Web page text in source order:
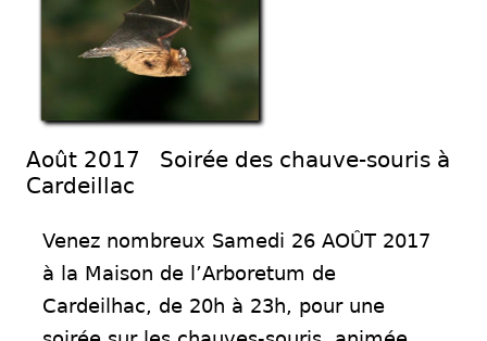
Août 2017 Soirée des chauve-souris à
Cardeillac
Venez nombreux Samedi 26 AOÛT 2017
à la Maison de l’Arboretum de
Cardeilhac, de 20h à 23h, pour une